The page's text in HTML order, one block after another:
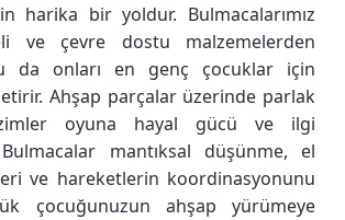
harika bir yoldur. Bulmacalarımız
ve çevre dostu malzemelerden
da onları en genç çocuklar için
Ahşap parçalar üzerinde parlak
oyuna hayal gücü ve ilgi
Bulmacalar mantıksal düşünme, el
ve hareketlerin koordinasyonunu
çocuğunuzun ahşap yürümeye